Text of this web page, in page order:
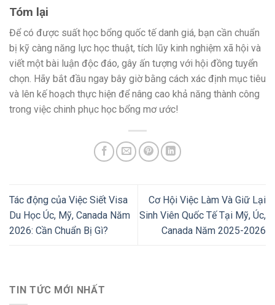
Tóm lại
Để có được suất học bổng quốc tế danh giá, bạn cần chuẩn
bị kỹ càng năng lực học thuật, tích lũy kinh nghiệm xã hội và
viết một bài luận độc đáo, gây ấn tượng với hội đồng tuyển
chọn. Hãy bắt đầu ngay bây giờ bằng cách xác định mục tiêu
và lên kế hoạch thực hiện để nâng cao khả năng thành công
trong việc chinh phục học bổng mơ ước!
Tác động của Việc Siết Visa
Du Học Úc, Mỹ, Canada Năm
2026: Cần Chuẩn Bị Gì?
Cơ Hội Việc Làm Và Giữ Lại
Sinh Viên Quốc Tế Tại Mỹ, Úc,
Canada Năm 2025-2026
TIN TỨC MỚI NHẤT